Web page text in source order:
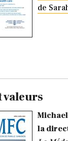
de
valeurs
la